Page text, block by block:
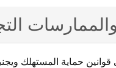
حماية المستهلك